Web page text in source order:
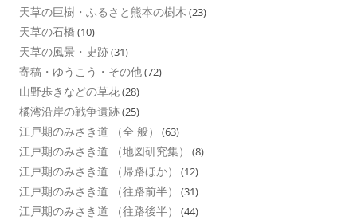
天草の巨樹・ふるさと熊本の樹木 (23)
天草の石橋 (10)
天草の風景・史跡(31)
寄稿・ゆうこう・その他(72)
山野歩きなどの草花(28)
橘湾沿岸の戦争遺跡(25)
江戸期のみさき道 （全 般） (63)
江戸期のみさき道 （地図研究集） (8)
江戸期のみさき道 （帰路ほか） (12)
江戸期のみさき道 （往路前半） (31)
江戸期のみさき道 （往路後半） (44)